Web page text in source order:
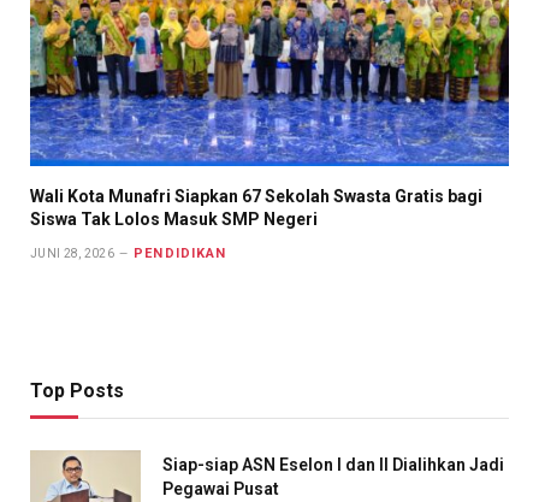
Wali Kota Munafri Siapkan 67 Sekolah Swasta Gratis bagi
Siswa Tak Lolos Masuk SMP Negeri
JUNI 28, 2026 PENDIDIKAN
Top Posts
Siap-siap ASN Eselon I dan II Dialihkan Jadi
Pegawai Pusat